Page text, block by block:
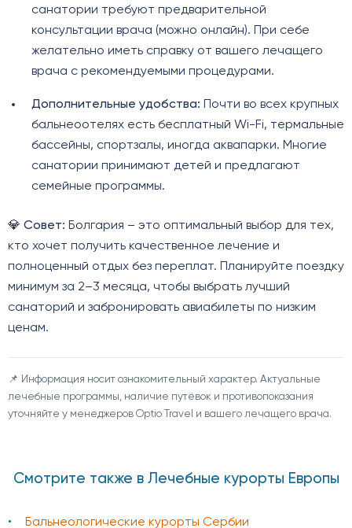
санатории требуют предварительной
консультации врача (можно онлайн). При себе
желательно иметь справку от вашего лечащего
врача с рекомендуемыми процедурами.
Дополнительные удобства: Почти во всех крупных
бальнеоотелях есть бесплатный Wi-Fi, термальные
бассейны, спортзалы, иногда аквапарки. Многие
санатории принимают детей и предлагают
семейные программы.
💎 Совет: Болгария – это оптимальный выбор для тех,
кто хочет получить качественное лечение и
полноценный отдых без переплат. Планируйте поездку
минимум за 2–3 месяца, чтобы выбрать лучший
санаторий и забронировать авиабилеты по низким
ценам.
📌 Информация носит ознакомительный характер. Актуальные
лечебные программы, наличие путёвок и противопоказания
уточняйте у менеджеров Optio Travel и вашего лечащего врача.
Смотрите также в Лечебные курорты Европы
Бальнеологические курорты Сербии